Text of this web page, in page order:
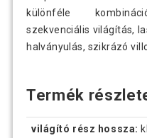
különféle
szekvenciális világítás,
halványulás, szikrázó
Termék
világító rész hossza: